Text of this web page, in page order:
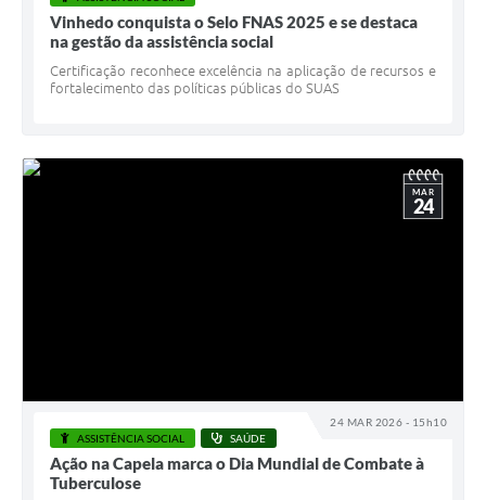
Vinhedo conquista o Selo FNAS 2025 e se destaca
na gestão da assistência social
Certificação reconhece excelência na aplicação de recursos e
fortalecimento das políticas públicas do SUAS
24 MAR 2026 - 15h10
MAR
24
ASSISTÊNCIA SOCIAL SAÚDE
Ação na Capela marca o Dia Mundial de Combate à
Tuberculose